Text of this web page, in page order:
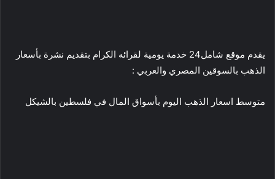
يقدم موقع شامل24 خدمة يومية لقرائه الكرام بتقديم نشرة بأسعار
الذهب بالسوقين المصري والعربي :
متوسط اسعار الذهب اليوم بأسواق المال في فلسطين بالشيكل